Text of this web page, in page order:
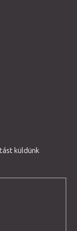
küldünk